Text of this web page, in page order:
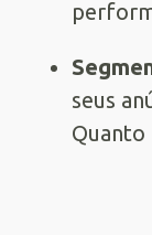
seus
Quanto